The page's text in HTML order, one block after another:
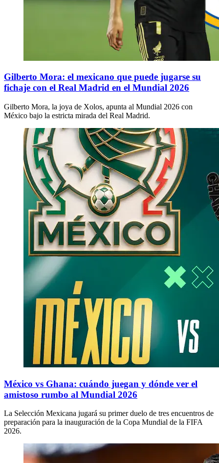
Gilberto Mora: el mexicano que puede jugarse su
fichaje con el Real Madrid en el Mundial 2026
Gilberto Mora, la joya de Xolos, apunta al Mundial 2026 con
México bajo la estricta mirada del Real Madrid.
México vs Ghana: cuándo juegan y dónde ver el
amistoso rumbo al Mundial 2026
La Selección Mexicana jugará su primer duelo de tres encuentros de
preparación para la inauguración de la Copa Mundial de la FIFA
2026.